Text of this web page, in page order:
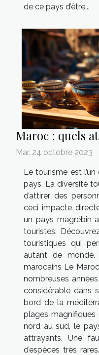
de ce pays d’être...
Maroc : quels
Mar. 24 octobre 2023
Le tourisme est l’un
pays. La diversité
d’attirer des
ceci impacte
un pays magrébin
touristes.
touristiques qui
autant de monde.
marocains Le
nombreuses
considérable dans
bord de la
plages
nord au sud, le
attrayants. Une
d’espèces très